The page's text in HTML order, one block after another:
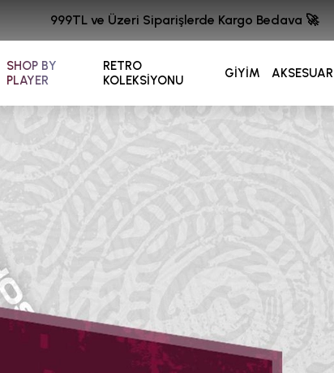
SHOP BY
PLAYER
RETRO
KOLEKSİYONU
GİYİM AKSESUAR
999TL ve Üzeri Siparişlerde Kargo Bedava 🚀